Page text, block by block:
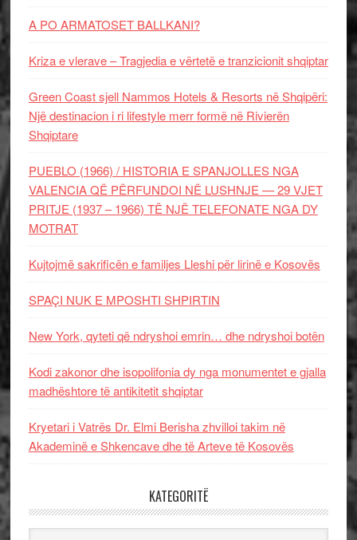
A PO ARMATOSET BALLKANI?
Kriza e vlerave – Tragjedia e vërtetë e tranzicionit shqiptar
Green Coast sjell Nammos Hotels & Resorts në Shqipëri:
Një destinacion i ri lifestyle merr formë në Rivierën
Shqiptare
PUEBLO (1966) / HISTORIA E SPANJOLLES NGA
VALENCIA QË PËRFUNDOI NË LUSHNJE — 29 VJET
PRITJE (1937 – 1966) TË NJË TELEFONATE NGA DY
MOTRAT
Kujtojmë sakrificën e familjes Lleshi për lirinë e Kosovës
SPAÇI NUK E MPOSHTI SHPIRTIN
New York, qyteti që ndryshoi emrin… dhe ndryshoi botën
Kodi zakonor dhe isopolifonia dy nga monumentet e gjalla
madhështore të antikitetit shqiptar
Kryetari i Vatrës Dr. Elmi Berisha zhvilloi takim në
Akademinë e Shkencave dhe të Arteve të Kosovës
KATEGORITË